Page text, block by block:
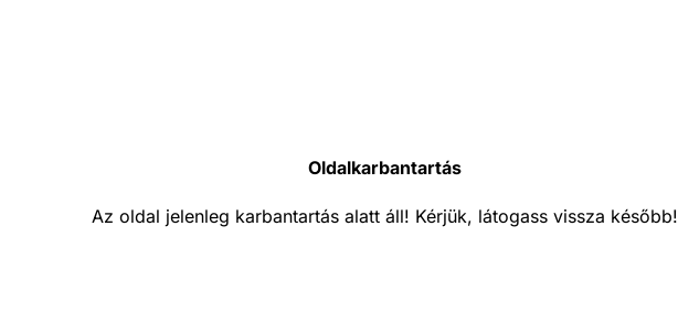
Oldalkarbantartás
Az oldal jelenleg karbantartás alatt áll! Kérjük, látogass vissza később!